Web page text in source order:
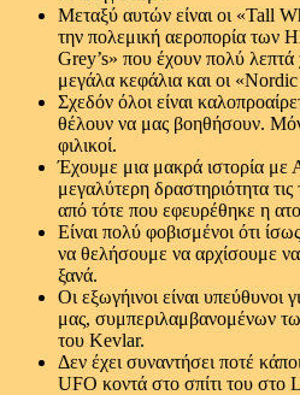
Μεταξύ αυτών είναι οι «Tall
την πολεμική αεροπορία
Grey’s» που έχουν πολύ λεπτά
μεγάλα κεφάλια και οι
Σχεδόν όλοι είναι
θέλουν να μας βοηθήσουν.
φιλικοί.
Έχουμε μια μακρά ιστορία με
μεγαλύτερη δραστηριότητα τις
από τότε που εφευρέθηκε η
Είναι πολύ φοβισμένοι ότι
να θελήσουμε να αρχίσουμε
ξανά.
Οι εξωγήινοι είναι υπεύθυνοι
μας, συμπεριλαμβανομένων
του Kevlar.
Δεν έχει συναντήσει ποτέ
UFO κοντά στο σπίτι του στο